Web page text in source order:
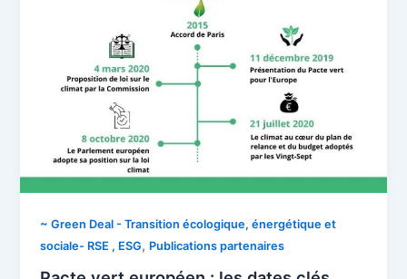
~ Green Deal - Transition écologique, énergétique et
sociale- RSE , ESG, Publications partenaires